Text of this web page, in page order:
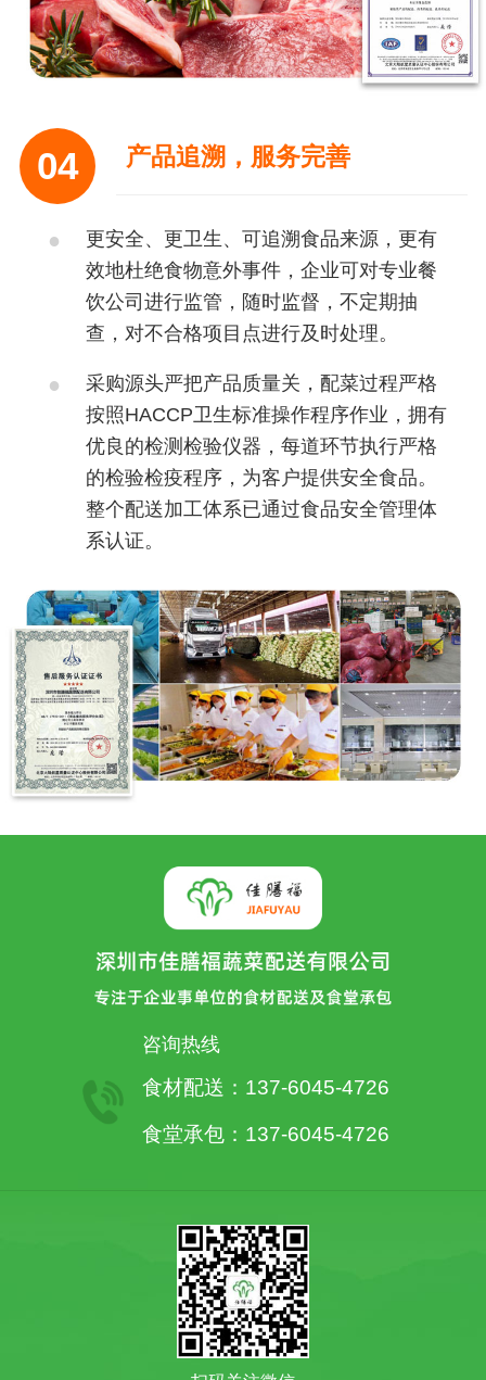
04 产品追溯，服务完善
更安全、更卫生、可追溯食品来源，更有
效地杜绝食物意外事件，企业可对专业餐
饮公司进行监管，随时监督，不定期抽
查，对不合格项目点进行及时处理。
采购源头严把产品质量关，配菜过程严格
按照HACCP卫生标准操作程序作业，拥有
优良的检测检验仪器，每道环节执行严格
的检验检疫程序，为客户提供安全食品。
整个配送加工体系已通过食品安全管理体
系认证。
咨询热线
食材配送：137-6045-4726
食堂承包：137-6045-4726